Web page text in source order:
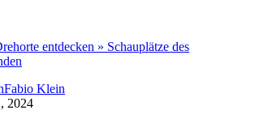
Fabio Klein
2024